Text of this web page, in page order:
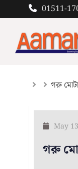
to
content
01511-
গরু
May
গরু